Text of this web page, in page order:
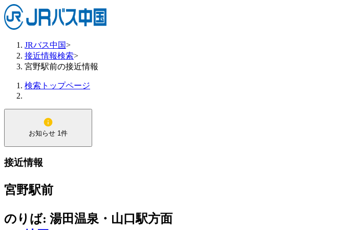
JRバス中国>
接近情報検索>
宮野駅前の接近情報
検索トップページ
お知らせ 1件
接近情報
宮野駅前
のりば: 湯田温泉・山口駅方面